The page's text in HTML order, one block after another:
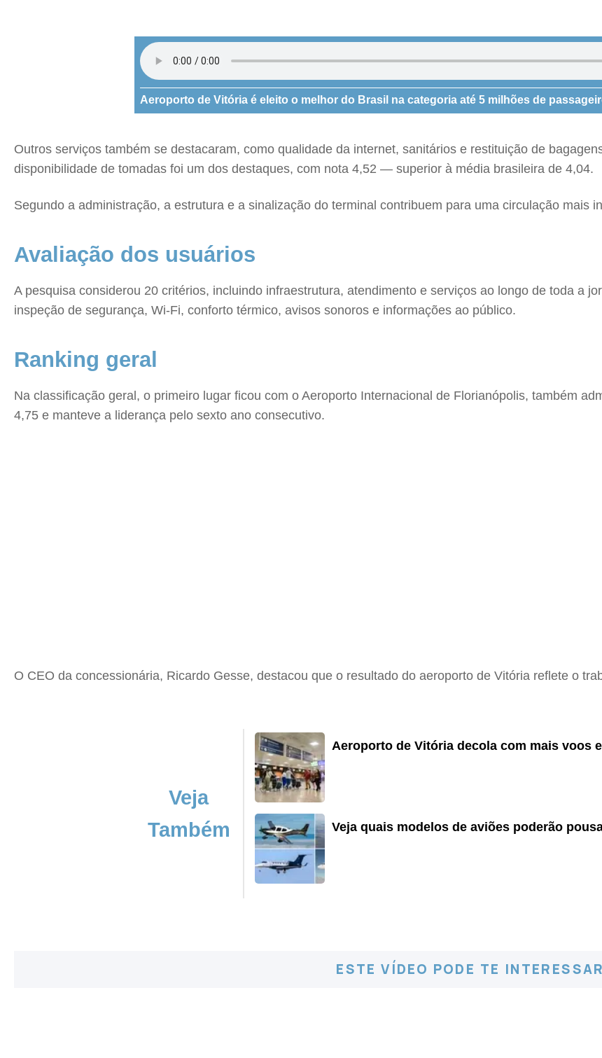
Aeroporto de Vitória é eleito o melhor do Brasil na categoria até 5 milhões de
Outros serviços também se destacaram, como qualidade da internet, sanitários e restituição de
disponibilidade de tomadas foi um dos destaques, com nota 4,52 — superior à média brasileira de 4,04.
Segundo a administração, a estrutura e a sinalização do terminal contribuem para uma circulação mais
Avaliação dos usuários
A pesquisa considerou 20 critérios, incluindo infraestrutura, atendimento e serviços ao longo de toda a
inspeção de segurança, Wi-Fi, conforto térmico, avisos sonoros e informações ao público.
Ranking geral
Na classificação geral, o primeiro lugar ficou com o Aeroporto Internacional de Florianópolis, também
4,75 e manteve a liderança pelo sexto ano consecutivo.
O CEO da concessionária, Ricardo Gesse, destacou que o resultado do aeroporto de Vitória reflete o
Veja
Também
Aeroporto de Vitória decola com mais voos
Veja quais modelos de aviões poderão
ESTE VÍDEO PODE TE INTERESSAR